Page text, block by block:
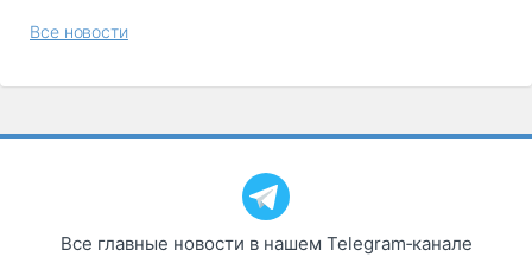
Все новости
Все главные новости в нашем Telegram‑канале